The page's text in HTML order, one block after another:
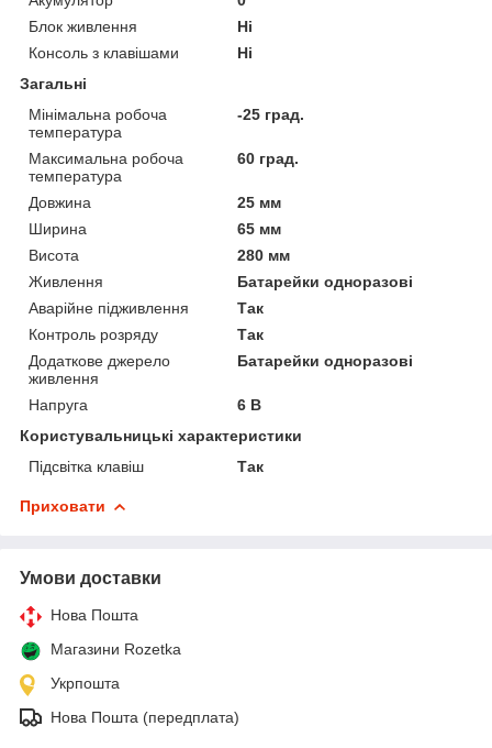
Блок живлення
Ні
Консоль з клавішами
Ні
Загальні
Мінімальна робоча
температура
-25 град.
Максимальна робоча
температура
60 град.
Довжина
25 мм
Ширина
65 мм
Висота
280 мм
Живлення
Батарейки одноразові
Аварійне підживлення
Так
Контроль розряду
Так
Додаткове джерело
живлення
Батарейки одноразові
Напруга
6 В
Користувальницькі характеристики
Підсвітка клавіш
Так
Приховати
Умови доставки
Нова Пошта
Магазини Rozetka
Укрпошта
Нова Пошта (передплата)